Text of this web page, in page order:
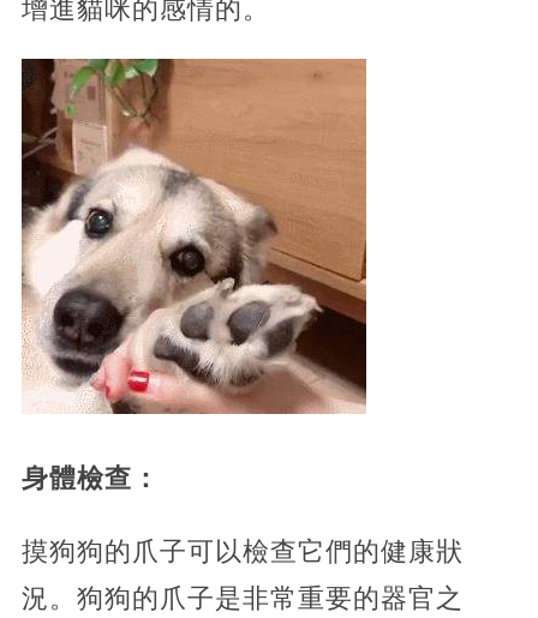
增進貓咪的感情的。
身體檢查：
摸狗狗的爪子可以檢查它們的健康狀
況。狗狗的爪子是非常重要的器官之